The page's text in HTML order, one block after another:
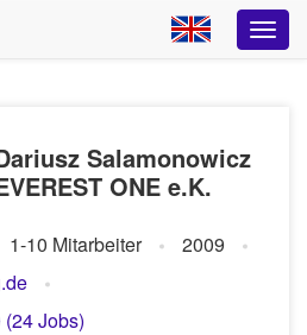
Salamonowicz
ONE e.K.
1-10 Mitarbeiter
2009
(24 Jobs)